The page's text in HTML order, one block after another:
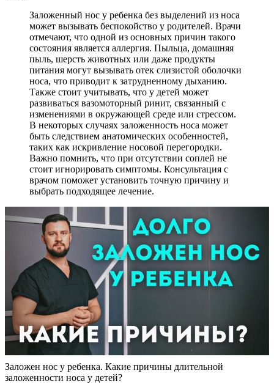
Заложенный нос у ребенка без выделений из носа
может вызывать беспокойство у родителей. Врачи
отмечают, что одной из основных причин такого
состояния является аллергия. Пыльца, домашняя
пыль, шерсть животных или даже продукты
питания могут вызывать отек слизистой оболочки
носа, что приводит к затрудненному дыханию.
Также стоит учитывать, что у детей может
развиваться вазомоторный ринит, связанный с
изменениями в окружающей среде или стрессом.
В некоторых случаях заложенность носа может
быть следствием анатомических особенностей,
таких как искривление носовой перегородки.
Важно помнить, что при отсутствии соплей не
стоит игнорировать симптомы. Консультация с
врачом поможет установить точную причину и
выбрать подходящее лечение.
Заложен нос у ребенка. Какие причины длительной
заложенности носа у детей?